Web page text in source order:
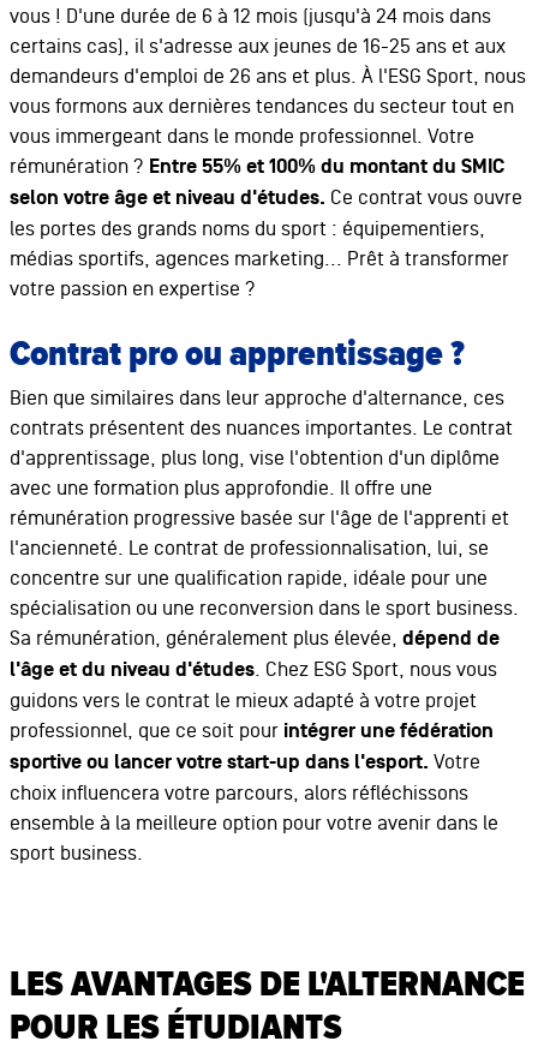
vous ! D'une durée de 6 à 12 mois (jusqu'à 24 mois dans
certains cas), il s'adresse aux jeunes de 16-25 ans et aux
demandeurs d'emploi de 26 ans et plus. À l'ESG Sport, nous
vous formons aux dernières tendances du secteur tout en
vous immergeant dans le monde professionnel. Votre
rémunération ? Entre 55% et 100% du montant du SMIC
selon votre âge et niveau d'études. Ce contrat vous ouvre
les portes des grands noms du sport : équipementiers,
médias sportifs, agences marketing... Prêt à transformer
votre passion en expertise ?
Contrat pro ou apprentissage ?
Bien que similaires dans leur approche d'alternance, ces
contrats présentent des nuances importantes. Le contrat
d'apprentissage, plus long, vise l'obtention d'un diplôme
avec une formation plus approfondie. Il offre une
rémunération progressive basée sur l'âge de l'apprenti et
l'ancienneté. Le contrat de professionnalisation, lui, se
concentre sur une qualification rapide, idéale pour une
spécialisation ou une reconversion dans le sport business.
Sa rémunération, généralement plus élevée, dépend de
l'âge et du niveau d'études. Chez ESG Sport, nous vous
guidons vers le contrat le mieux adapté à votre projet
professionnel, que ce soit pour intégrer une fédération
sportive ou lancer votre start-up dans l'esport. Votre
choix influencera votre parcours, alors réfléchissons
ensemble à la meilleure option pour votre avenir dans le
sport business.
LES AVANTAGES DE L'ALTERNANCE
POUR LES ÉTUDIANTS